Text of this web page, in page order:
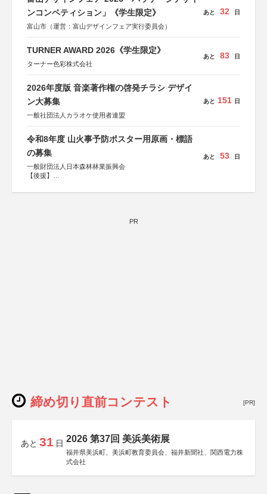
ンコンペティション」《学生限定》
富山市（運営：富山デザインフェア実行委員会）
あと 32 日
TURNER AWARD 2026《学生限定》
ターナー色彩株式会社
あと 83 日
2026年度版 音楽著作権の啓発チラシ デザイ
ン大募集
一般社団法人カラオケ使用者連盟
あと 151 日
令和8年度 山火事予防ポスター用原画・標語
の募集
一般財団法人日本森林林業振興会
【後援】
会、森林火災対策協会
あと 53 日
PR
締め切り直前コンテスト [PR]
あと 31 日 2026 第37回 美浜美術展
福井県美浜町、美浜町教育委員会、福井新聞社、関西電力株
式会社